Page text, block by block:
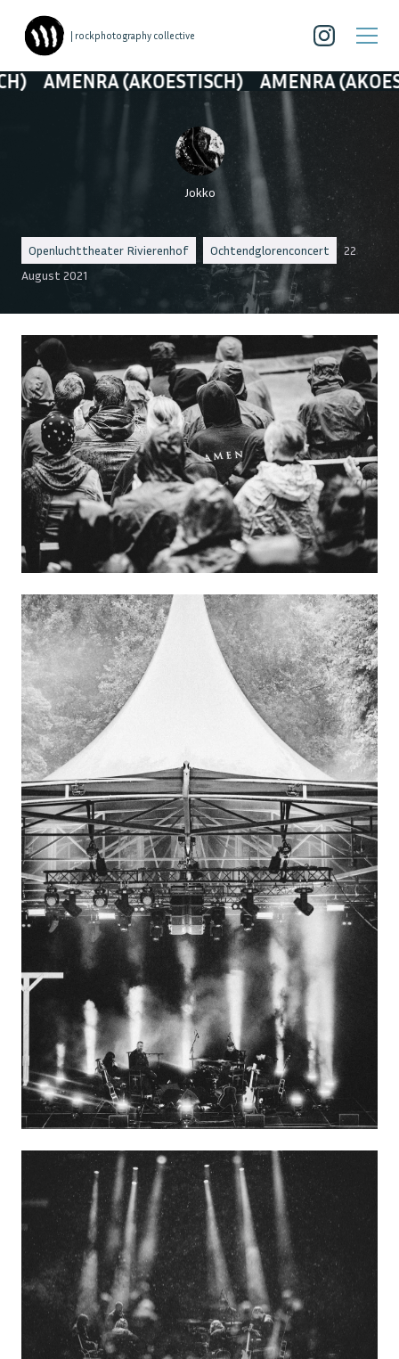
| rockphotography collective
(AKOESTISCH) AMENRA (AKOESTISCH)
Jokko
Openluchttheater Rivierenhof Ochtendglorenconcert
22
August 2021